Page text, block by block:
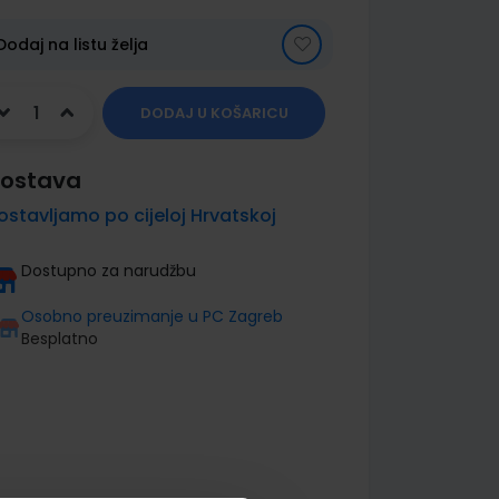
na listu želja
DODAJ U KOŠARICU
po cijeloj Hrvatskoj
Dostupno za narudžbu
Osobno preuzimanje u PC Zagreb
Besplatno